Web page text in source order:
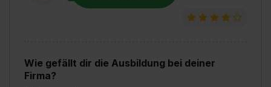
Wie gefällt dir die Ausbildung bei deiner
Firma?